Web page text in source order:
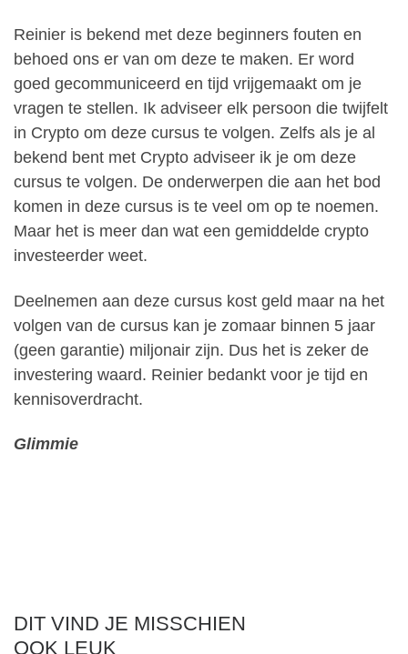
Reinier is bekend met deze beginners fouten en
behoed ons er van om deze te maken. Er word
goed gecommuniceerd en tijd vrijgemaakt om je
vragen te stellen. Ik adviseer elk persoon die twijfelt
in Crypto om deze cursus te volgen. Zelfs als je al
bekend bent met Crypto adviseer ik je om deze
cursus te volgen. De onderwerpen die aan het bod
komen in deze cursus is te veel om op te noemen.
Maar het is meer dan wat een gemiddelde crypto
investeerder weet.
Deelnemen aan deze cursus kost geld maar na het
volgen van de cursus kan je zomaar binnen 5 jaar
(geen garantie) miljonair zijn. Dus het is zeker de
investering waard. Reinier bedankt voor je tijd en
kennisoverdracht.
Glimmie
DIT VIND JE MISSCHIEN
OOK LEUK